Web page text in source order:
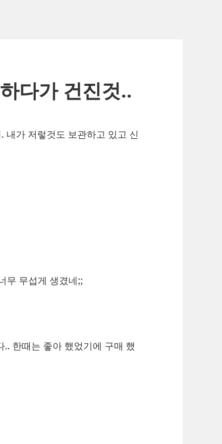
다가 건진것..
내가 저렇것도 보관하고 있고 신
무 무섭게 생겼네;;
한때는 좋아 했었기에 구매 했